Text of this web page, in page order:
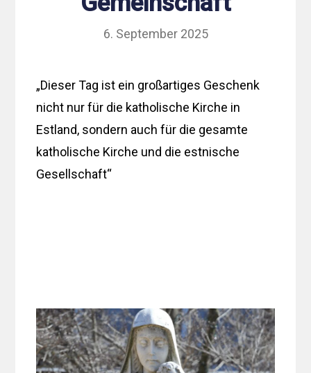
6. September 2025
„Dieser Tag ist ein großartiges Geschenk
nicht nur für die katholische Kirche in
Estland, sondern auch für die gesamte
katholische Kirche und die estnische
Gesellschaft“